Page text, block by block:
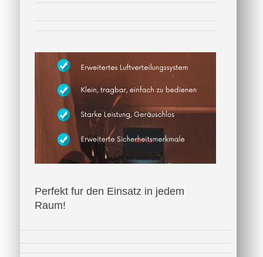
Perfekt fur den Einsatz in jedem
Raum!